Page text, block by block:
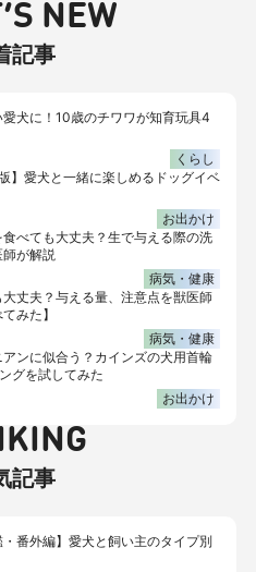
NEW
記事
犬に！10歳のチワワが知育玩具4
くらし
】愛犬と一緒に楽しめるドッグイベ
お出かけ
べても大丈夫？生で与える際の洗
師が解説
病気・健康
丈夫？与える量、注意点を獣医師
みた】
病気・健康
ンに似合う？カインズの犬用首輪
グを試してみた
お出かけ
記事
・番外編】愛犬と飼い主のタイプ別